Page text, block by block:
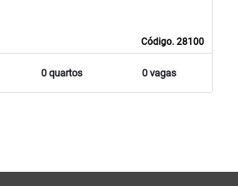
Código. 28100
0 quartos 0 vagas